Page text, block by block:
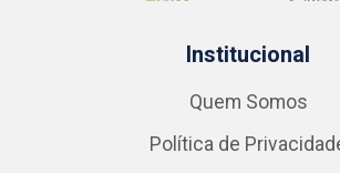
Institucional
Quem Somos
Política de